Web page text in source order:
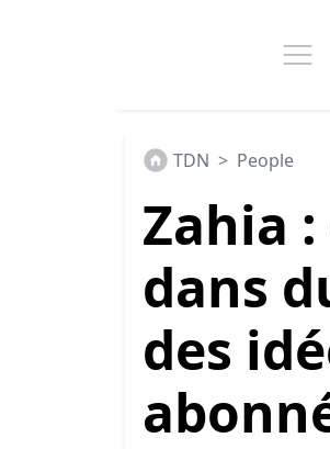
TDN > People
Zahia
dans
des